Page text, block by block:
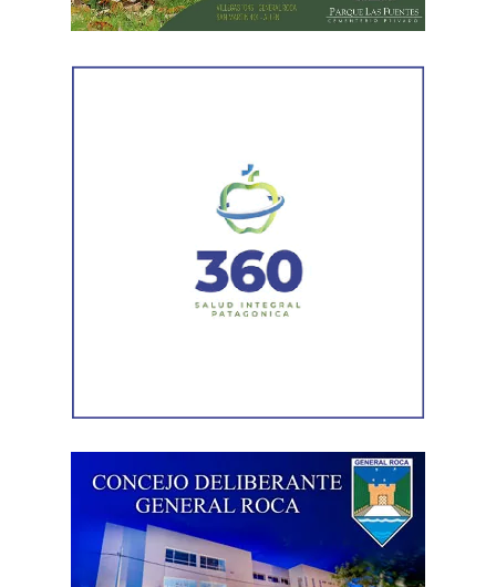
Durante el procedimiento, el personal encontró el teléfono
correspondiente para acreditar su propiedad. Además,
denunciado como robado
Posteriormente, el inmueble fue preservado para la
intervención del Gabinete de Criminalística, que realizó
las pericias correspondientes. Otros elementos